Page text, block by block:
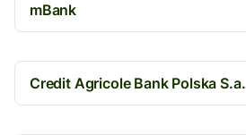
mBank
Credit Agricole Bank Polska S.a.